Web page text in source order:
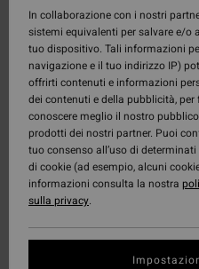
In collaborazione con i nostri
sistemi equivalenti per salvare e/o
tuo dispositivo. Tali informazioni
navigazione e il tuo indirizzo IP)
offrirti contenuti e informazioni
dei contenuti e della pubblicità,
conoscere meglio il nostro
prodotti dei nostri partner. Puoi
tuo consenso all’uso di
di cookie (ad esempio, alcuni
informazioni consulta la nostra
sulla privacy.